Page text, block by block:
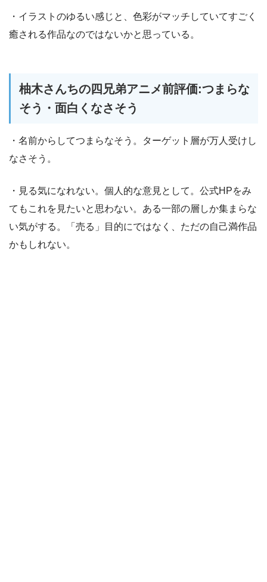
・イラストのゆるい感じと、色彩がマッチしていてすごく
癒される作品なのではないかと思っている。
柚木さんちの四兄弟アニメ前評価:つまらな
そう・面白くなさそう
・名前からしてつまらなそう。ターゲット層が万人受けし
なさそう。
・見る気になれない。個人的な意見として。公式HPをみ
てもこれを見たいと思わない。ある一部の層しか集まらな
い気がする。「売る」目的にではなく、ただの自己満作品
かもしれない。